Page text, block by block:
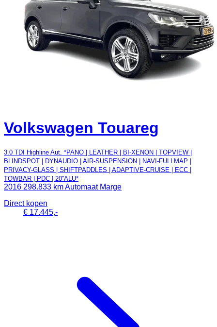
Volkswagen Touareg
3.0 TDI Highline Aut. *PANO | LEATHER | BI-XENON | TOPVIEW |
BLINDSPOT | DYNAUDIO | AIR-SUSPENSION | NAVI-FULLMAP |
PRIVACY-GLASS | SHIFTPADDLES | ADAPTIVE-CRUISE | ECC |
TOWBAR | PDC | 20''ALU*
2016 298.833 kmAutomaat Marge
Direct kopen
€ 17.445,-